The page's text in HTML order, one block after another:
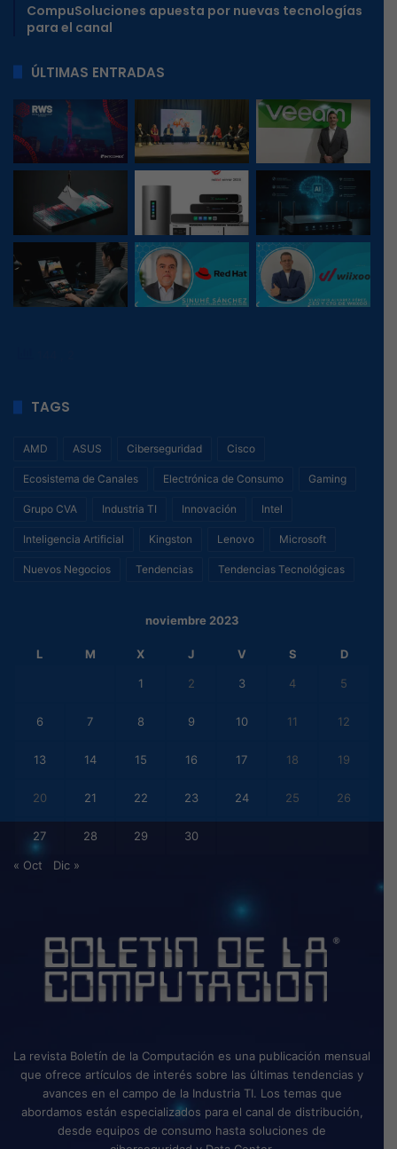
CompuSoluciones apuesta por nuevas tecnologías
para el canal
ÚLTIMAS ENTRADAS
TAGS
AMD ASUS Ciberseguridad Cisco
Ecosistema de Canales Electrónica de Consumo Gaming
Grupo CVA Industria TI Innovación Intel
Inteligencia Artificial Kingston Lenovo Microsoft
Nuevos Negocios Tendencias Tendencias Tecnológicas
noviembre 2023
L M X J V S D
1 2 3 4 5
6 7 8 9 10 11 12
13 14 15 16 17 18 19
20 21 22 23 24 25 26
27 28 29 30
« Oct Dic »
La revista Boletín de la Computación es una publicación mensual
que ofrece artículos de interés sobre las últimas tendencias y
avances en el campo de la Industria TI. Los temas que
abordamos están especializados para el canal de distribución,
desde equipos de consumo hasta soluciones de